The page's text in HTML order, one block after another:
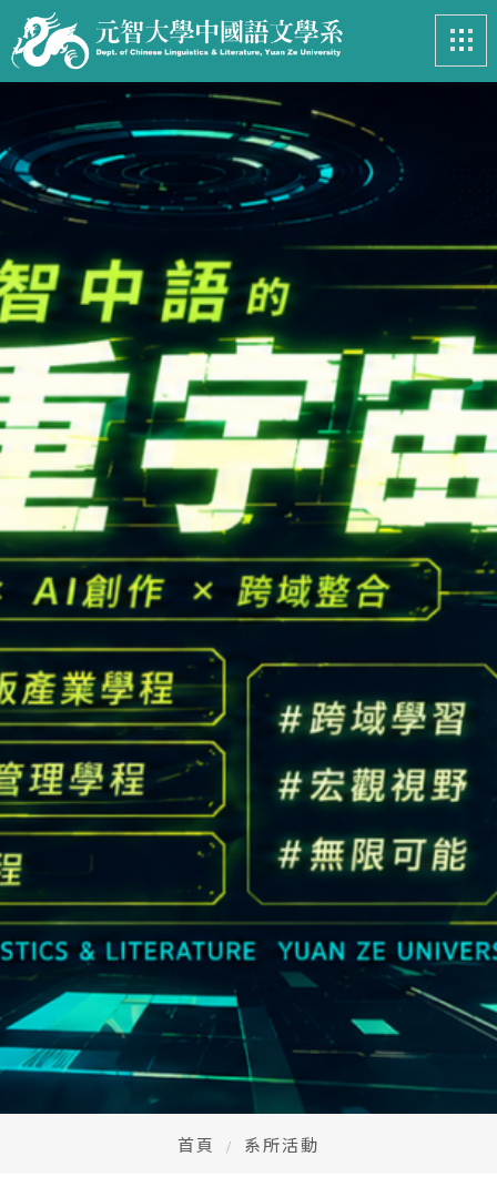
最新消息 News
系所簡介 Introduction
課程資訊 Course
招生專區 Admissions
學生事務 Student
亮眼足跡 Footprints
高中生懶人包 High school
CONTACT
校本部電話： +886-3-4638800 #2706,2707
地址：桃園市中壢區遠東路 135 號  元智五館 6 樓
首頁 系所活動